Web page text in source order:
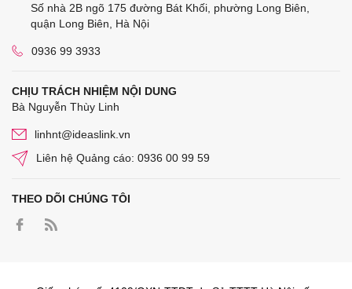
Số nhà 2B ngõ 175 đường Bát Khối, phường Long Biên,
quận Long Biên, Hà Nội
0936 99 3933
CHỊU TRÁCH NHIỆM NỘI DUNG
Bà Nguyễn Thùy Linh
linhnt@ideaslink.vn
Liên hệ Quảng cáo: 0936 00 99 59
THEO DÕI CHÚNG TÔI